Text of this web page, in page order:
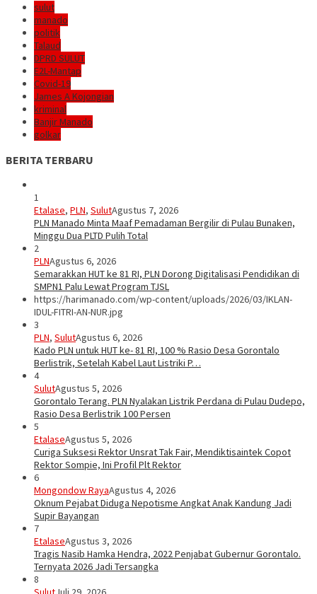
sulut
manado
politik
Talaud
DPRD SULUT
E2L-Mantap
Covid-19
James A Kojongian
kriminal
Banjir Manado
golkar
BERITA TERBARU
1
Etalase, PLN, SulutAgustus 7, 2026
PLN Manado Minta Maaf Pemadaman Bergilir di Pulau Bunaken,
Minggu Dua PLTD Pulih Total
2
PLNAgustus 6, 2026
Semarakkan HUT ke 81 RI, PLN Dorong Digitalisasi Pendidikan di
SMPN1 Palu Lewat Program TJSL
https://harimanado.com/wp-content/uploads/2026/03/IKLAN-
IDUL-FITRI-AN-NUR.jpg
3
PLN, SulutAgustus 6, 2026
Kado PLN untuk HUT ke- 81 RI, 100 % Rasio Desa Gorontalo
Berlistrik, Setelah Kabel Laut Listriki P…
4
SulutAgustus 5, 2026
Gorontalo Terang. PLN Nyalakan Listrik Perdana di Pulau Dudepo,
Rasio Desa Berlistrik 100 Persen
5
EtalaseAgustus 5, 2026
Curiga Suksesi Rektor Unsrat Tak Fair, Mendiktisaintek Copot
Rektor Sompie, Ini Profil Plt Rektor
6
Mongondow RayaAgustus 4, 2026
Oknum Pejabat Diduga Nepotisme Angkat Anak Kandung Jadi
Supir Bayangan
7
EtalaseAgustus 3, 2026
Tragis Nasib Hamka Hendra, 2022 Penjabat Gubernur Gorontalo.
Ternyata 2026 Jadi Tersangka
8